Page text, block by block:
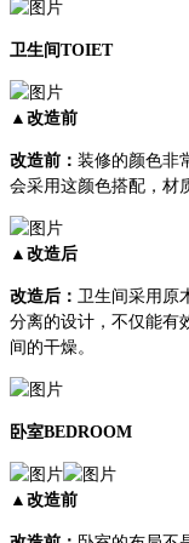
卫生间TOIET
▲改造前
改造前： 装修的颜色非
会采用这颜色搭配，材
▲改造后
改造后： 卫生间采用原
分离的设计，不仅能有
间的干燥。
卧室BEDROOM
▲改造前